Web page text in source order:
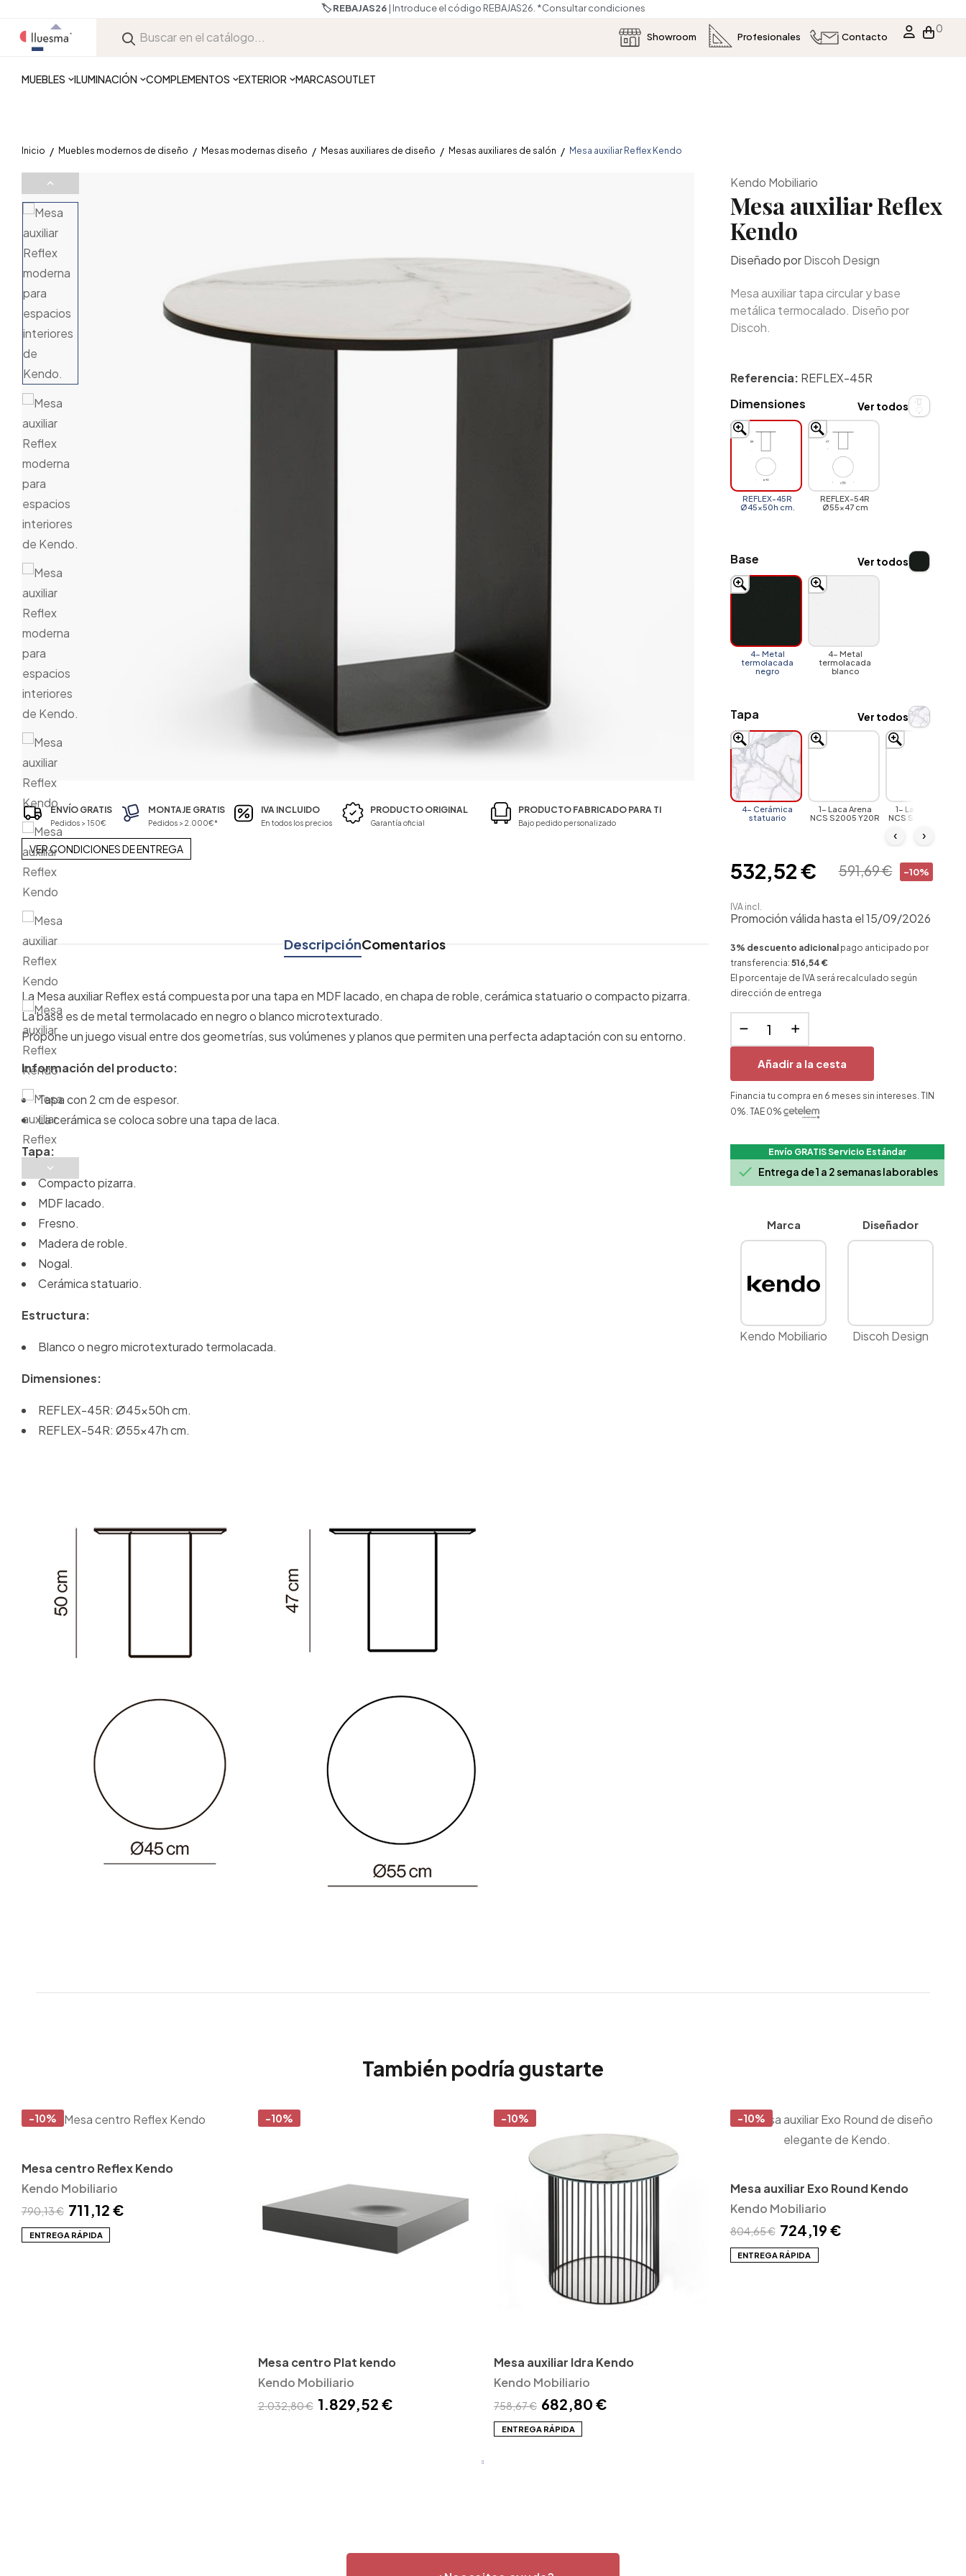
🏷️ REBAJAS26| Introduce el código REBAJAS26. *Consultar condiciones
Showroom Profesionales Contacto
0
MUEBLES ILUMINACIÓN COMPLEMENTOS EXTERIOR MARCASOUTLET
Inicio Muebles modernos de diseño Mesas modernas diseño Mesas auxiliares de diseño Mesas auxiliares de salón Mesa auxiliar Reflex Kendo
ENVÍO GRATIS
Pedidos > 150€
MONTAJE GRATIS
Pedidos > 2.000€*
IVA INCLUIDO
En todos los precios
PRODUCTO ORIGINAL
Garantía oficial
PRODUCTO FABRICADO PARA TI
Bajo pedido personalizado
VER CONDICIONES DE ENTREGA
DescripciónComentarios
La Mesa auxiliar Reflex está compuesta por una tapa en MDF lacado, en chapa de roble, cerámica statuario o compacto pizarra.
La base es de metal termolacado en negro o blanco microtexturado.
Propone un juego visual entre dos geometrías, sus volúmenes y planos que permiten una perfecta adaptación con su entorno.
Información del producto:
Tapa con 2 cm de espesor.
La cerámica se coloca sobre una tapa de laca.
Tapa:
Compacto pizarra.
MDF lacado.
Fresno.
Madera de roble.
Nogal.
Cerámica statuario.
Estructura:
Blanco o negro microtexturado termolacada.
Dimensiones:
REFLEX-45R: Ø45x50h cm.
REFLEX-54R: Ø55x47h cm.
Kendo Mobiliario
Mesa auxiliar Reflex
Kendo
Diseñado porDiscoh Design
Mesa auxiliar tapa circular y base
metálica termocalado. Diseño por
Discoh.
Referencia: REFLEX-45R
Dimensiones
REFLEX-45R
Ø45x50h cm.
REFLEX-54R
Ø55x47 cm
Ver todos
Base
4- Metal
termolacada
negro
4- Metal
termolacada
blanco
Ver todos
Tapa
4- Cerámica
statuario
1- Laca Arena
NCS S2005 Y20R
1- Laca Abeto
NCS S7010-G10Y
‹ ›
Ver todos
-10%
591,69 €
532,52 €
IVA incl.
Promoción válida hasta el 15/09/2026
3% descuento adicional pago anticipado por
transferencia: 516,54 €
El porcentaje de IVA será recalculado según
dirección de entrega
Añadir a la cesta
Financia tu compra en 6 meses sin intereses. TIN
0%. TAE 0%
Envío GRATIS Servicio Estándar
 Entrega de 1 a 2 semanas laborables
Marca
Kendo Mobiliario
Diseñador
Discoh Design
También podría gustarte
-10%
Mesa centro Reflex Kendo
Kendo Mobiliario
790,13 € 711,12 €
ENTREGA RÁPIDA
-10%
Mesa centro Plat kendo
Kendo Mobiliario
2.032,80 € 1.829,52 €
-10%
Mesa auxiliar Idra Kendo
Kendo Mobiliario
758,67 € 682,80 €
ENTREGA RÁPIDA
-10%
Mesa auxiliar Exo Round Kendo
Kendo Mobiliario
804,65 € 724,19 €
ENTREGA RÁPIDA